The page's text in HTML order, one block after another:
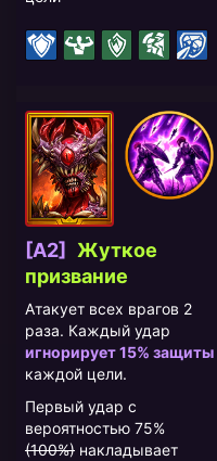
[A2] Жуткое
призвание
Атакует всех врагов 2
раза. Каждый удар
игнорирует 15% защиты
каждой цели.
Первый удар с
вероятностью 75%
(100%) накладывает